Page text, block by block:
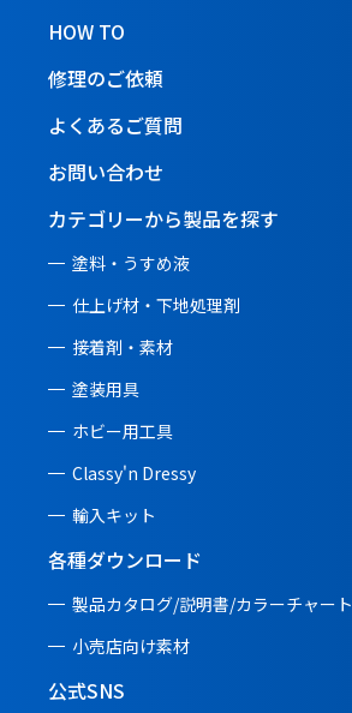
HOW TO
修理のご依頼
よくあるご質問
お問い合わせ
カテゴリーから製品を探す
塗料・うすめ液
仕上げ材・下地処理剤
接着剤・素材
塗装用具
ホビー用工具
Classy'n Dressy
輸入キット
各種ダウンロード
製品カタログ/説明書/カラーチャート
小売店向け素材
公式SNS